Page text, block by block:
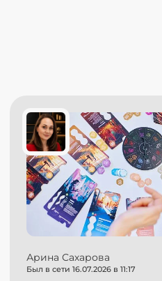
Арина Сахарова
Был в сети 16.07.2026 в 11:17